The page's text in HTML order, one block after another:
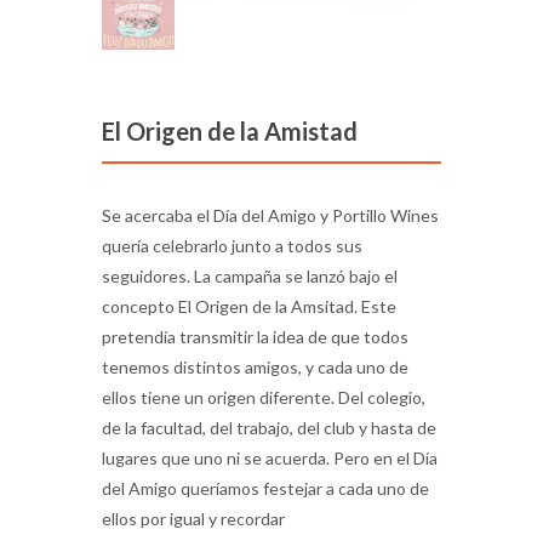
El Origen de la Amistad
Se acercaba el Día del Amigo y Portillo Wines
quería celebrarlo junto a todos sus
seguidores. La campaña se lanzó bajo el
concepto El Origen de la Amsitad. Este
pretendía transmitir la idea de que todos
tenemos distintos amigos, y cada uno de
ellos tiene un origen diferente. Del colegio,
de la facultad, del trabajo, del club y hasta de
lugares que uno ni se acuerda. Pero en el Día
del Amigo queríamos festejar a cada uno de
ellos por igual y recordar